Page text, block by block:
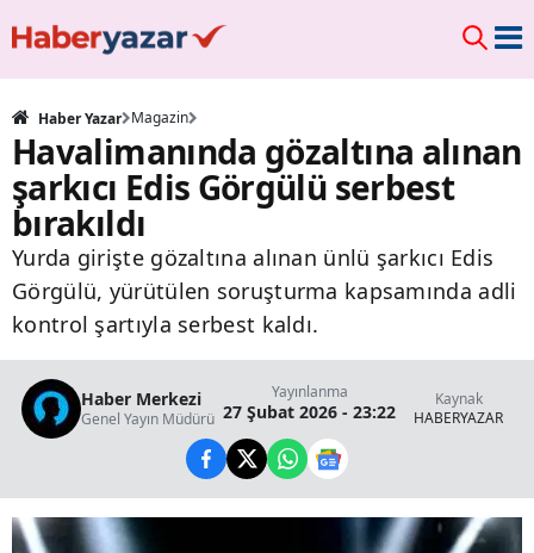
Haber Yazar Magazin
Havalimanında gözaltına alınan
şarkıcı Edis Görgülü serbest
bırakıldı
Yurda girişte gözaltına alınan ünlü şarkıcı Edis
Görgülü, yürütülen soruşturma kapsamında adli
kontrol şartıyla serbest kaldı.
Haber Merkezi
Genel Yayın Müdürü
Yayınlanma
27 Şubat 2026 - 23:22
Kaynak
HABERYAZAR